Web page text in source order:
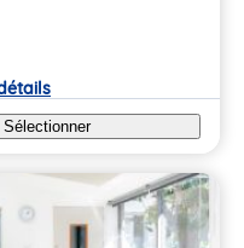
Sélectionner